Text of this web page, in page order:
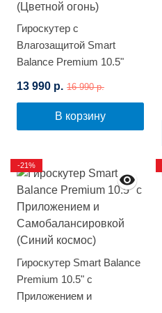
Гироскутер с
Влагозащитой Smart
Balance Premium 10.5"
13 990 р. 16 990 р.
В корзину
Гироскутер Smart Balance
Premium 10.5" с
Приложением и
-21%